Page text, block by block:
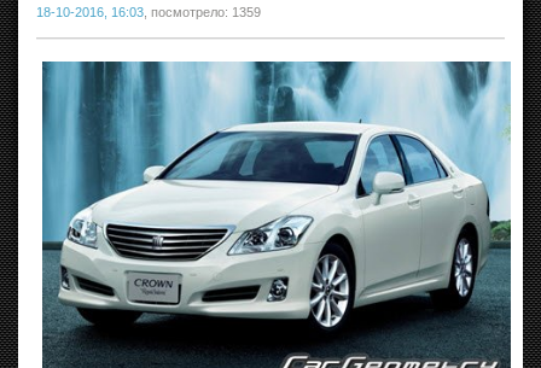
18-10-2016, 16:03 , посмотрело: 1359